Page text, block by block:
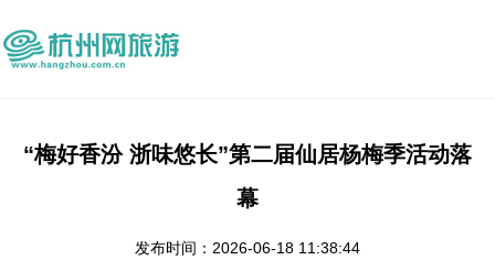
“梅好香汾 浙味悠长”第二届仙居杨梅季活动落
幕
发布时间：2026-06-18 11:38:44